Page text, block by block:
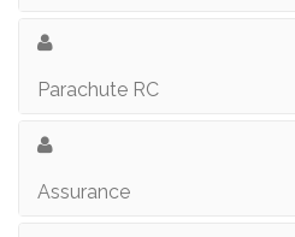
Parachute RC
Assurance